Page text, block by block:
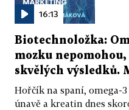
16:13
Biotechnoložka:
mozku
skvělých výsledků.
Hořčík na spaní, omega-
únavě a kreatin dnes